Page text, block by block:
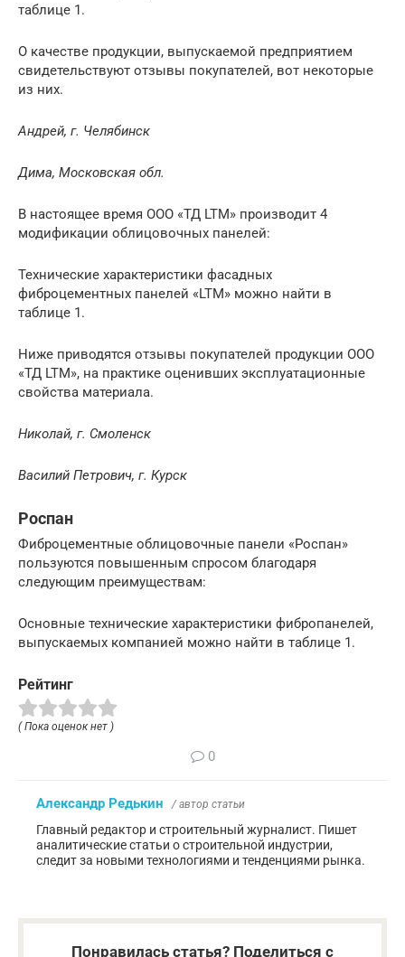
таблице 1.
О качестве продукции, выпускаемой предприятием
свидетельствуют отзывы покупателей, вот некоторые
из них.
Андрей, г. Челябинск
Дима, Московская обл.
В настоящее время ООО «ТД LTM» производит 4
модификации облицовочных панелей:
Технические характеристики фасадных
фиброцементных панелей «LTM» можно найти в
таблице 1.
Ниже приводятся отзывы покупателей продукции ООО
«ТД LTM», на практике оценивших эксплуатационные
свойства материала.
Николай, г. Смоленск
Василий Петрович, г. Курск
Роспан
Фиброцементные облицовочные панели «Роспан»
пользуются повышенным спросом благодаря
следующим преимуществам:
Основные технические характеристики фибропанелей,
выпускаемых компанией можно найти в таблице 1.
Рейтинг
( Пока оценок нет )
0
Александр Редькин / автор статьи
Главный редактор и строительный журналист. Пишет
аналитические статьи о строительной индустрии,
следит за новыми технологиями и тенденциями рынка.
Понравилась статья? Поделиться с